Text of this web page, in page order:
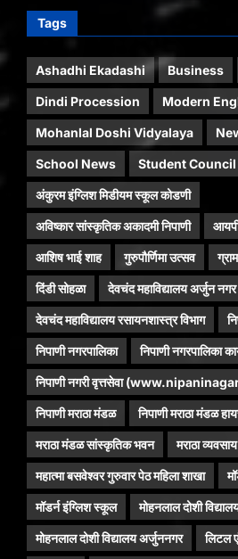
Tags
Ashadhi Ekadashi Business
Dindi Procession Modern
Mohanlal Doshi Vidyalaya
School News Student Council
अंकुरम इंग्लिश मिडीयम स्कूल कोडणी
अविष्कार सांस्कृतिक अकादमी निपाणी
आशिष भाई शाह गुरुपौर्णिमा उत्सव
दिंडी सोहळा देवचंद महाविद्यालय अर्जुन नगर
देवचंद महाविद्यालय रसायनशास्त्र विभाग
निपाणी नगरपालिका निपाणी नगरपालिका
निपाणी नगरी वृत्तसेवा
निपाणी मराठा मंडळ निपाणी मराठा मंडळ
मराठा मंडळ सांस्कृतिक भवन मराठा
महात्मा बसवेश्वर गुरुवार पेठ महिला शाखा
मॉडर्न इंग्लिश स्कूल मोहनलाल दोशी
मोहनलाल दोशी विद्यालय अर्जुननगर लिटल